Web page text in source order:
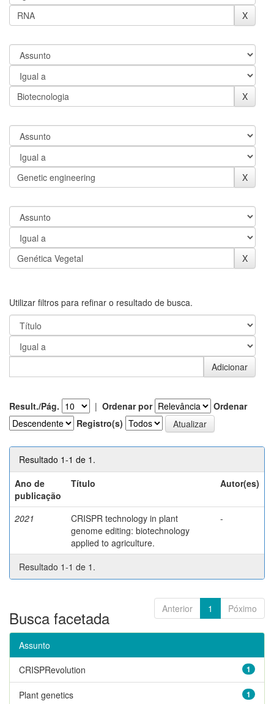
Utilizar filtros para refinar o resultado de busca.
Result./Pág. | Ordenar por
Ordenar
Registro(s)
Resultado 1-1 de 1.
Ano de
publicação
Título Autor(es)
2021
CRISPR technology in plant
genome editing: biotechnology
applied to agriculture.
-
Resultado 1-1 de 1.
Anterior 1 Póximo
Busca facetada
Assunto
1
CRISPRevolution
1
Plant genetics